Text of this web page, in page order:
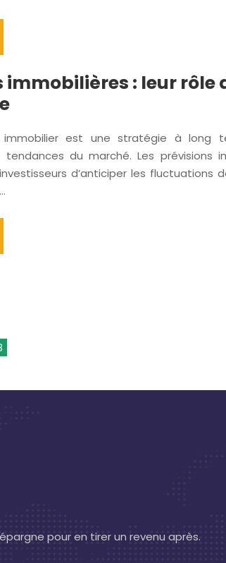
immobilières : leur rôle
immobilier est une stratégie à long
du marché. Les prévisions
d’anticiper les fluctuations
pour en tirer un revenu après.